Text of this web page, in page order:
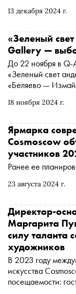
13 декабря 2024 г.
18 ноября 2024 г.
«Зеленый
Gallery —
До 22 ноября в Q-
«Зеленый свет
«Беляево —
Бульдозерной и
андеграунда.
искусствовед и
пять работ,
23 августа 2024 г.
Ярмарка
Cosmoscow
участников
Ранее ее
Директор-
Маргарита
силу таланта
художников
В 2023 году
искусства
посещаемости: гостями